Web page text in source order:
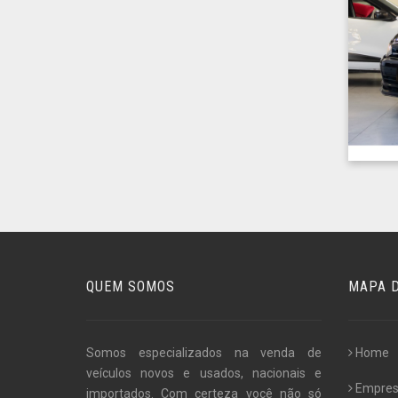
QUEM SOMOS
Somos especializados na venda de
veículos novos e usados, nacionais e
importados. Com certeza você não só
MAPA
Home